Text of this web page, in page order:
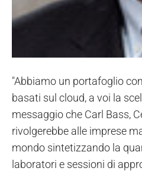
"Abbiamo un portafoglio
basati sul cloud, a voi la
messaggio che Carl Bass,
rivolgerebbe alle imprese
mondo sintetizzando la
laboratori e sessioni di